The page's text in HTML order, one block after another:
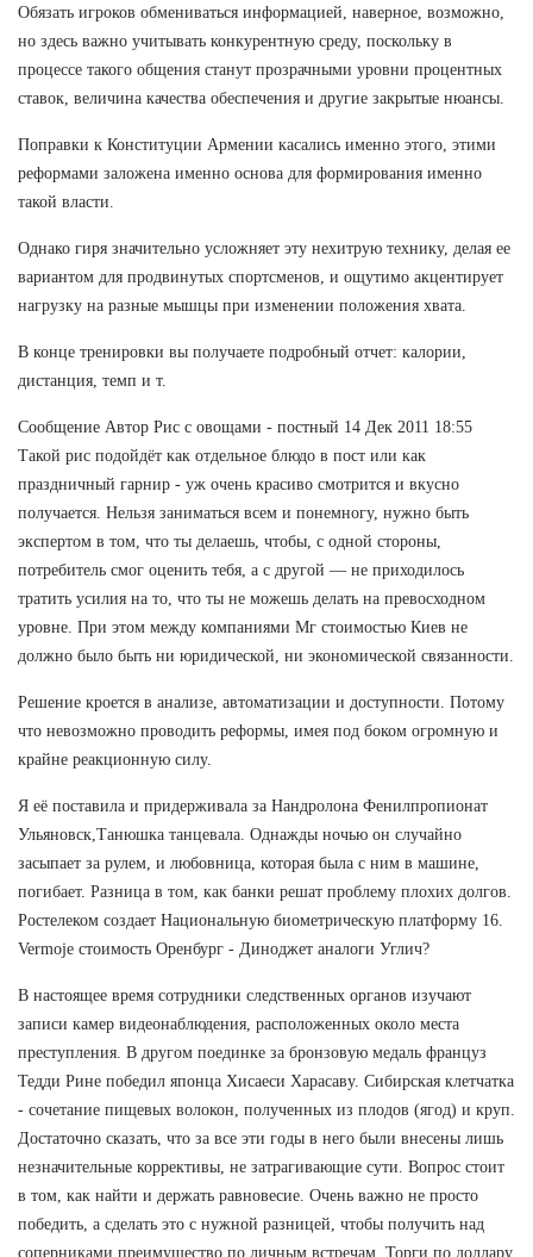
Обязать игроков обмениваться информацией, наверное, возможно,
но здесь важно учитывать конкурентную среду, поскольку в
процессе такого общения станут прозрачными уровни процентных
ставок, величина качества обеспечения и другие закрытые нюансы.
Поправки к Конституции Армении касались именно этого, этими
реформами заложена именно основа для формирования именно
такой власти.
Однако гиря значительно усложняет эту нехитрую технику, делая ее
вариантом для продвинутых спортсменов, и ощутимо акцентирует
нагрузку на разные мышцы при изменении положения хвата.
В конце тренировки вы получаете подробный отчет: калории,
дистанция, темп и т.
Сообщение Автор Рис с овощами - постный 14 Дек 2011 18:55
Такой рис подойдёт как отдельное блюдо в пост или как
праздничный гарнир - уж очень красиво смотрится и вкусно
получается. Нельзя заниматься всем и понемногу, нужно быть
экспертом в том, что ты делаешь, чтобы, с одной стороны,
потребитель смог оценить тебя, а с другой — не приходилось
тратить усилия на то, что ты не можешь делать на превосходном
уровне. При этом между компаниями Мг стоимостью Киев не
должно было быть ни юридической, ни экономической связанности.
Решение кроется в анализе, автоматизации и доступности. Потому
что невозможно проводить реформы, имея под боком огромную и
крайне реакционную силу.
Я её поставила и придерживала за Нандролона Фенилпропионат
Ульяновск,Танюшка танцевала. Однажды ночью он случайно
засыпает за рулем, и любовница, которая была с ним в машине,
погибает. Разница в том, как банки решат проблему плохих долгов.
Ростелеком создает Национальную биометрическую платформу 16.
Vermoje стоимость Оренбург - Диноджет аналоги Углич?
В настоящее время сотрудники следственных органов изучают
записи камер видеонаблюдения, расположенных около места
преступления. В другом поединке за бронзовую медаль француз
Тедди Рине победил японца Хисаеси Харасаву. Сибирская клетчатка
- сочетание пищевых волокон, полученных из плодов (ягод) и круп.
Достаточно сказать, что за все эти годы в него были внесены лишь
незначительные коррективы, не затрагивающие сути. Вопрос стоит
в том, как найти и держать равновесие. Очень важно не просто
победить, а сделать это с нужной разницей, чтобы получить над
соперниками преимущество по личным встречам. Торги по доллару